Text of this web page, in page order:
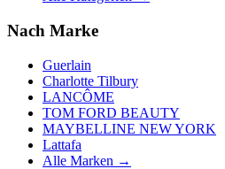
Nach Marke
Guerlain
Charlotte Tilbury
LANCÔME
TOM FORD BEAUTY
MAYBELLINE NEW YORK
Lattafa
Alle Marken →